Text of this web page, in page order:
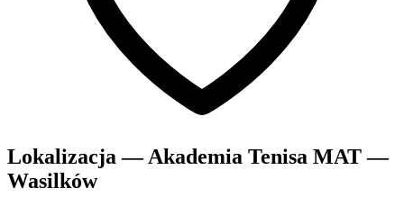
Lokalizacja — Akademia Tenisa MAT —
Wasilków